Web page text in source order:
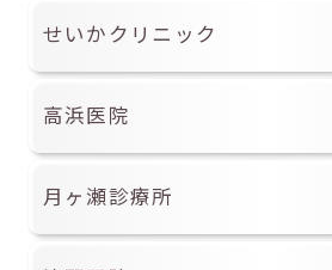
せいかクリニック
高浜医院
月ヶ瀬診療所